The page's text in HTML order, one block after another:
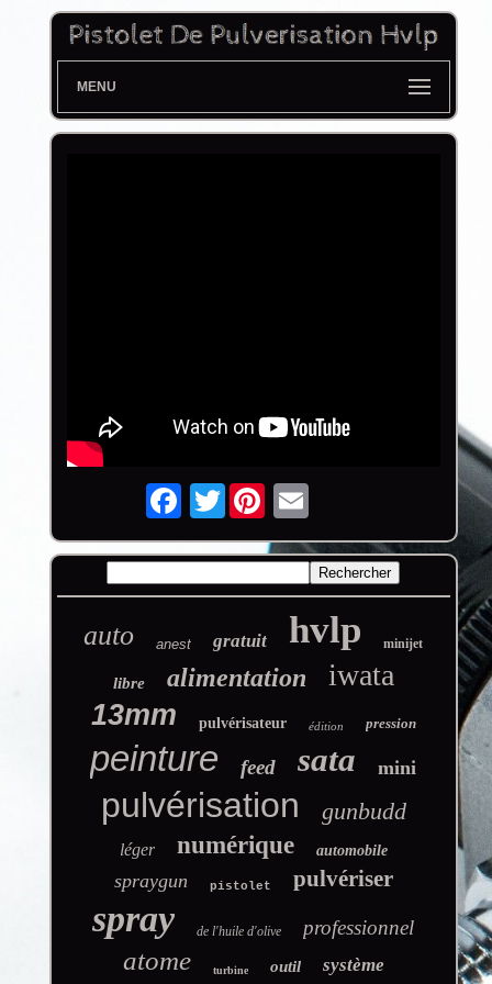
MENU
Twitter
auto anest gratuit hvlp minijet
libre alimentation iwata
13mm pulvérisateur édition pression
peinture feed sata mini
pulvérisation gunbudd
léger numérique automobile
spraygun pistolet pulvériser
spray de l'huile d'olive professionnel
atome turbine outil système